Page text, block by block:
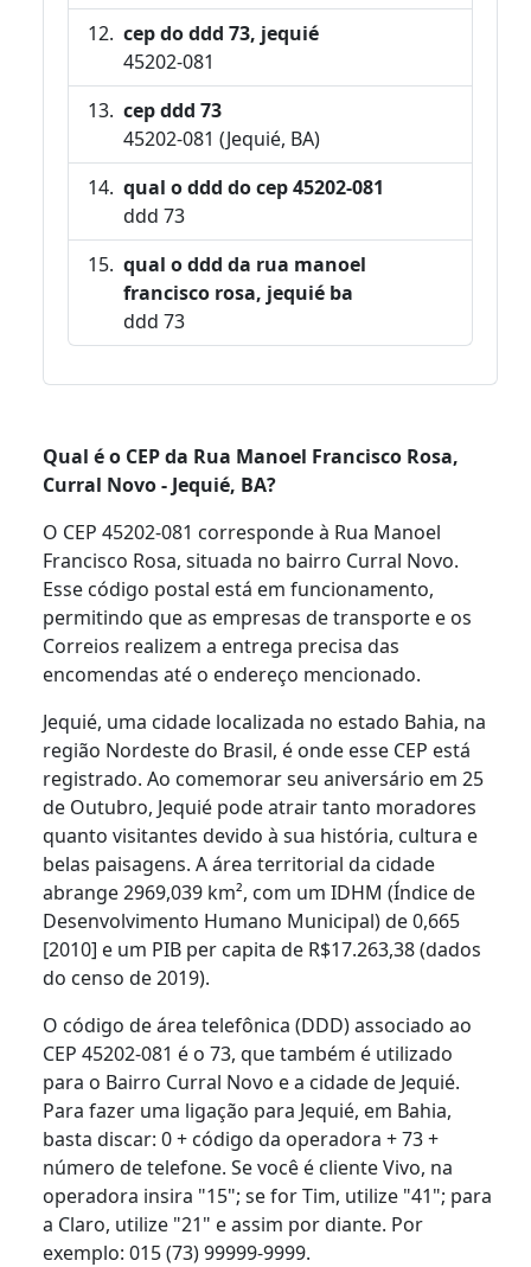
cep do ddd 73, jequié
45202-081
cep ddd 73
45202-081 (Jequié, BA)
qual o ddd do cep 45202-081
ddd 73
qual o ddd da rua manoel
francisco rosa, jequié ba
ddd 73
Qual é o CEP da Rua Manoel Francisco Rosa,
Curral Novo - Jequié, BA?
O CEP 45202-081 corresponde à Rua Manoel
Francisco Rosa, situada no bairro Curral Novo.
Esse código postal está em funcionamento,
permitindo que as empresas de transporte e os
Correios realizem a entrega precisa das
encomendas até o endereço mencionado.
Jequié, uma cidade localizada no estado Bahia, na
região Nordeste do Brasil, é onde esse CEP está
registrado. Ao comemorar seu aniversário em 25
de Outubro, Jequié pode atrair tanto moradores
quanto visitantes devido à sua história, cultura e
belas paisagens. A área territorial da cidade
abrange 2969,039 km², com um IDHM (Índice de
Desenvolvimento Humano Municipal) de 0,665
[2010] e um PIB per capita de R$17.263,38 (dados
do censo de 2019).
O código de área telefônica (DDD) associado ao
CEP 45202-081 é o 73, que também é utilizado
para o Bairro Curral Novo e a cidade de Jequié.
Para fazer uma ligação para Jequié, em Bahia,
basta discar: 0 + código da operadora + 73 +
número de telefone. Se você é cliente Vivo, na
operadora insira "15"; se for Tim, utilize "41"; para
a Claro, utilize "21" e assim por diante. Por
exemplo: 015 (73) 99999-9999.